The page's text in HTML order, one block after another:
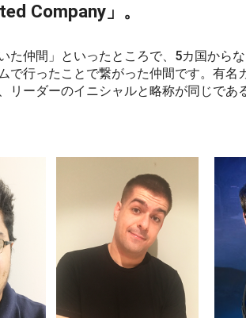
Company」。
た仲間」といったところで、5カ国から
で行ったことで繋がった仲間です。有名
リーダーのイニシャルと略称が同じであ